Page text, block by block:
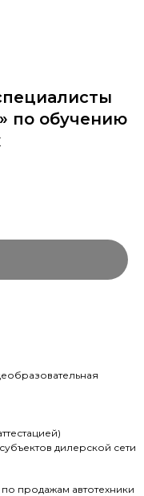
по обучению
дилерской сети
продажам автотехники